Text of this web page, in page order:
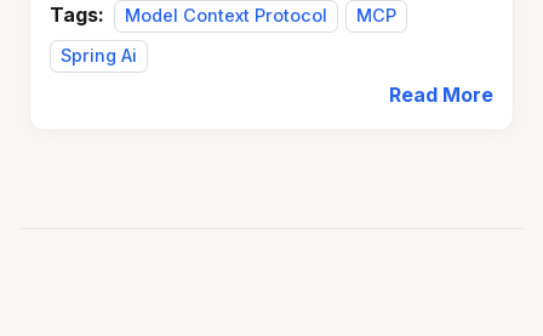
Tags: Model Context Protocol
MCP
Spring Ai
Read More